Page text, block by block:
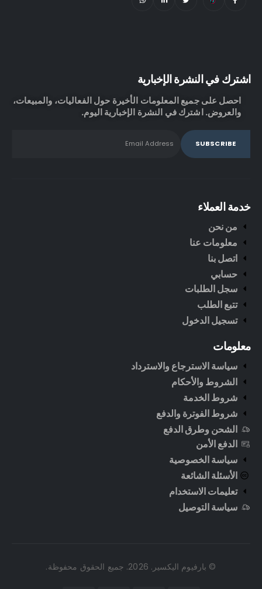
اشترك في النشرة الإخبارية
احصل على جميع المعلومات الأخيرة حول الفعاليات، والمبيعات،
والعروض. اشترك في النشرة الإخبارية اليوم.
خدمة العملاء
من نحن
معلومات عنا
اتصل بنا
حسابي
سجل الطلبات
تتبع الطلب
تسجيل الدخول
معلومات
سياسة الاسترجاع والاسترداد
الشروط والأحكام
شروط الخدمة
شروط الفوترة والدفع
الشحن وطرق الدفع
الدفع الأمن
سياسة الخصوصية
الأسئلة الشائعة
تعليمات الاستخدام
سياسة التوصيل
© بارفيوم اليكسير. 2026. جميع الحقوق محفوظة.